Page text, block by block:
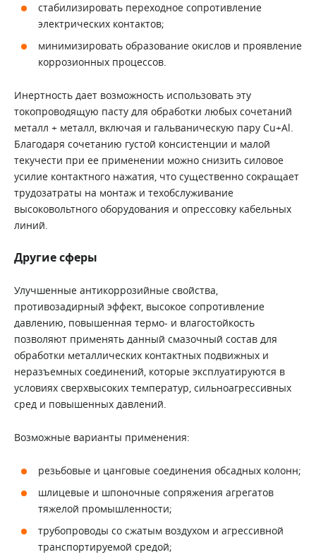
стабилизировать переходное сопротивление
электрических контактов;
минимизировать образование окислов и проявление
коррозионных процессов.
Инертность дает возможность использовать эту
токопроводящую пасту для обработки любых сочетаний
металл + металл, включая и гальваническую пару Cu+Al.
Благодаря сочетанию густой консистенции и малой
текучести при ее применении можно снизить силовое
усилие контактного нажатия, что существенно сокращает
трудозатраты на монтаж и техобслуживание
высоковольтного оборудования и опрессовку кабельных
линий.
Другие сферы
Улучшенные антикоррозийные свойства,
противозадирный эффект, высокое сопротивление
давлению, повышенная термо- и влагостойкость
позволяют применять данный смазочный состав для
обработки металлических контактных подвижных и
неразъемных соединений, которые эксплуатируются в
условиях сверхвысоких температур, сильноагрессивных
сред и повышенных давлений.
Возможные варианты применения:
резьбовые и цанговые соединения обсадных колонн;
шлицевые и шпоночные сопряжения агрегатов
тяжелой промышленности;
трубопроводы со сжатым воздухом и агрессивной
транспортируемой средой;